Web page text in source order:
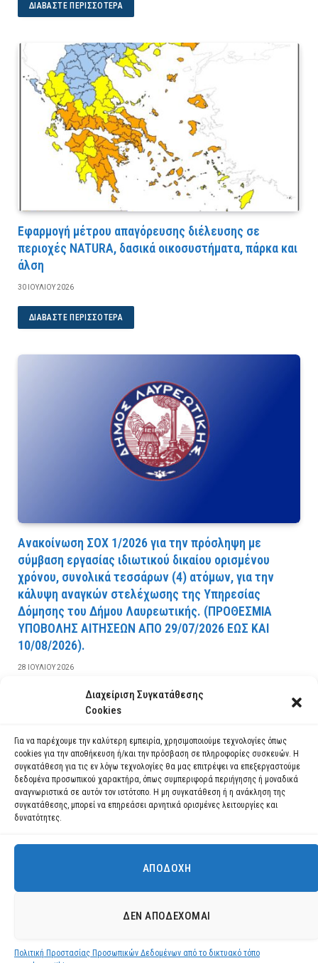
Διαχείριση Συγκατάθεσης
Cookies
Για να παρέχουμε την καλύτερη εμπειρία, χρησιμοποιούμε τεχνολογίες όπως
cookies για την αποθήκευση ή/και την πρόσβαση σε πληροφορίες συσκευών. Η
συγκατάθεση για τις εν λόγω τεχνολογίες θα μας επιτρέψει να επεξεργαστούμε
δεδομένα προσωπικού χαρακτήρα, όπως συμπεριφορά περιήγησης ή μοναδικά
αναγνωριστικά σε αυτόν τον ιστότοπο. Η μη συγκατάθεση ή η ανάκληση της
συγκατάθεσης, μπορεί να επηρεάσει αρνητικά ορισμένες λειτουργίες και
δυνατότητες.
ΑΠΟΔΟΧΉ
ΔΕΝ ΑΠΟΔΈΧΟΜΑΙ
Πολιτική Προστασίας Προσωπικών Δεδομένων από το δικτυακό τόπο
ΔΙΑΒΆΣΤΕ ΠΕΡΙΣΣΌΤΕΡΑ
Εφαρμογή μέτρου απαγόρευσης διέλευσης σε
περιοχές NATURA, δασικά οικοσυστήματα, πάρκα και
άλση
30 ΙΟΥΛΊΟΥ 2026
ΔΙΑΒΆΣΤΕ ΠΕΡΙΣΣΌΤΕΡΑ
Ανακοίνωση ΣΟΧ 1/2026 για την πρόσληψη με
σύμβαση εργασίας ιδιωτικού δικαίου ορισμένου
χρόνου, συνολικά τεσσάρων (4) ατόμων, για την
κάλυψη αναγκών στελέχωσης της Υπηρεσίας
Δόμησης του Δήμου Λαυρεωτικής. (ΠPOΘEΣMIA
YΠOBOΛHΣ AITHΣEΩN AΠO 29/07/2026 EΩΣ KAI
10/08/2026).
28 ΙΟΥΛΊΟΥ 2026
ΔΙΑΒΆΣΤΕ ΠΕΡΙΣΣΌΤΕΡΑ
Χρησιμοποιούμε cookies για να σας προσφέρουμε τη βέλτιστη εμπειρία
πλοήγησης στον ιστότοπό μας.
ρυθμίσεις
Αποδοχή